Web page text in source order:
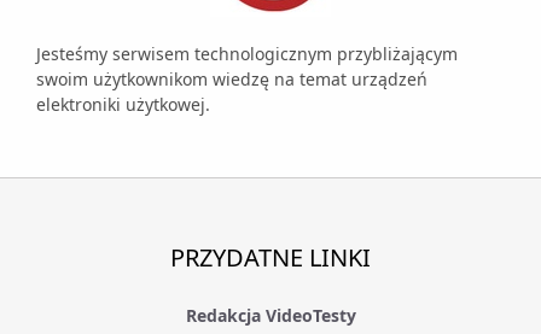
Jesteśmy serwisem technologicznym przybliżającym
swoim użytkownikom wiedzę na temat urządzeń
elektroniki użytkowej.
PRZYDATNE LINKI
Redakcja VideoTesty